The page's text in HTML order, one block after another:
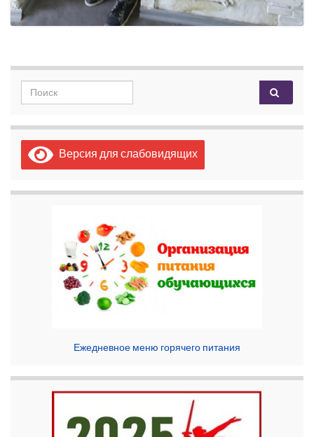
Search for:
Версия для слабовидящих
Ежедневное меню горячего питания